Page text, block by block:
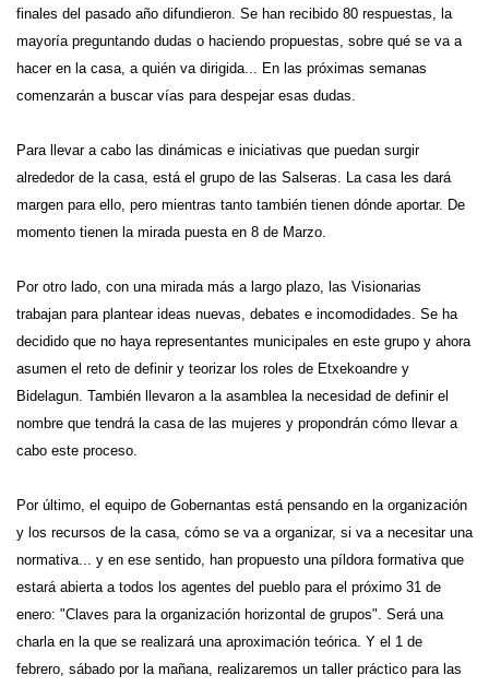
finales del pasado año difundieron. Se han recibido 80 respuestas, la
mayoría preguntando dudas o haciendo propuestas, sobre qué se va a
hacer en la casa, a quién va dirigida ... En las próximas semanas
comenzarán a buscarvías para despejar esas dudas.
Para llevar a cabo las dinámicas e iniciativas que puedan surgir
alrededor de la casa, está el grupo de las Salseras . La casa les dará
margen para ello, pero mientras tanto también tienen dónde aportar. De
momento tienen la mirada puesta en 8 de Marzo.
Por otro lado, con una mirada más a largo plazo , las Visionarias
trabajan para plantear ideas nuevas, debates e incomodidades. Se ha
decidido que no haya representantes municipales en este grupo y ahora
asumen el reto de definir y teorizar los roles de Etxekoandre y
Bidelagun. También llevaron a la asamblea la necesidad de definir el
nombre que tendrá la casa de las mujeres y propondrán cómo llevar a
cabo este proceso
Por último, el equipo de Gobernantas está pensando en la organización
y los recursos de la casa cómo se va a organizar, si va a necesitar una
normativa... y en ese sentido, han propuesto una píldora formativa que
estará abierta a todos los agentes del pueblo para el próximo 31 de
enero: "Claves para la organización horizontal de grupos". Será una
charla en la que se realizará una aproximación teórica. Y el 1 de
febrero, sábado por la mañana, realizaremos un taller práctico para las